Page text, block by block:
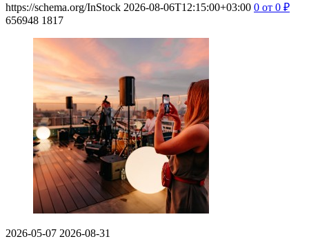
https://schema.org/InStock 2026-08-06T12:15:00+03:00 0 от 0 ₽
656948 1817
2026-05-07 2026-08-31